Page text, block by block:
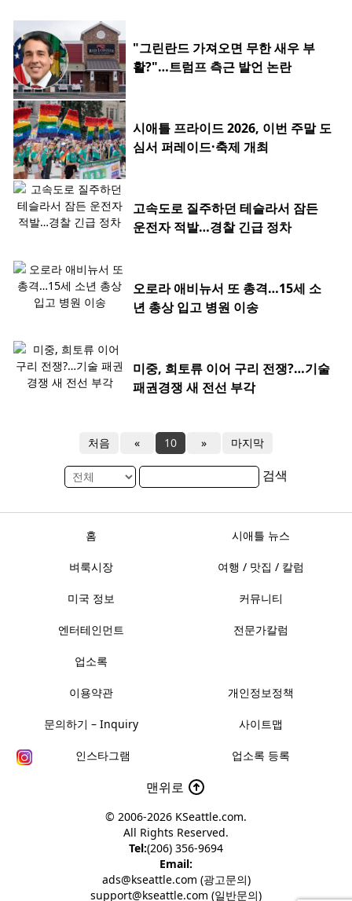
"그린란드 가져오면 무한 새우 부
활?"…트럼프 측근 발언 논란
시애틀 프라이드 2026, 이번 주말 도
심서 퍼레이드·축제 개최
고속도로 질주하던 테슬라서 잠든
운전자 적발…경찰 긴급 정차
오로라 애비뉴서 또 총격…15세 소
년 총상 입고 병원 이송
미중, 희토류 이어 구리 전쟁?…기술
패권경쟁 새 전선 부각
처음 « 10 » 마지막
검색
홈 시애틀 뉴스
벼룩시장 여행 / 맛집 / 칼럼
미국 정보 커뮤니티
엔터테인먼트 전문가칼럼
업소록
이용약관 개인정보정책
문의하기 – Inquiry 사이트맵
인스타그램 업소록 등록
맨위로
© 2006-2026 KSeattle.com.
All Rights Reserved.
Tel:(206) 356-9694
Email:
ads@kseattle.com (광고문의)
support@kseattle.com (일반문의)